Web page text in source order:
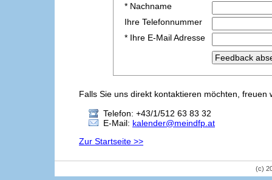
* Nachname
Ihre Telefonnummer
* Ihre E-Mail Adresse
Falls Sie uns direkt kontaktieren möchten,
Telefon: +43/1/512 63 83 32
E-Mail: kalender@meindfp.at
Zur Startseite >>
(c)